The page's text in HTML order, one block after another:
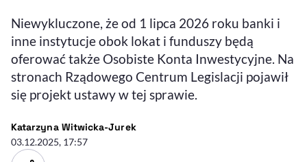
Sprawdź, jak i dlaczego zwiększamy dostępność , otwiera się w nowym
Deklaracja dostępności, otwiera się w nowym oknie
Zgłoś problem
Niewykluczone, że od 1 lipca 2026 roku banki i
inne instytucje obok lokat i funduszy będą
oferować także Osobiste Konta Inwestycyjne. Na
stronach Rządowego Centrum Legislacji pojawił
się projekt ustawy w tej sprawie.
Katarzyna Witwicka-Jurek- autor artykułu - profil
03.12.2025, 17:57